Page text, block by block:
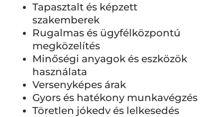
Tapasztalt és képzett
szakemberek
Rugalmas és ügyfélközpontú
megközelítés
Minőségi anyagok és eszközök
használata
Versenyképes árak
Gyors és hatékony munkavégzés
Töretlen jókedv és lelkesedés